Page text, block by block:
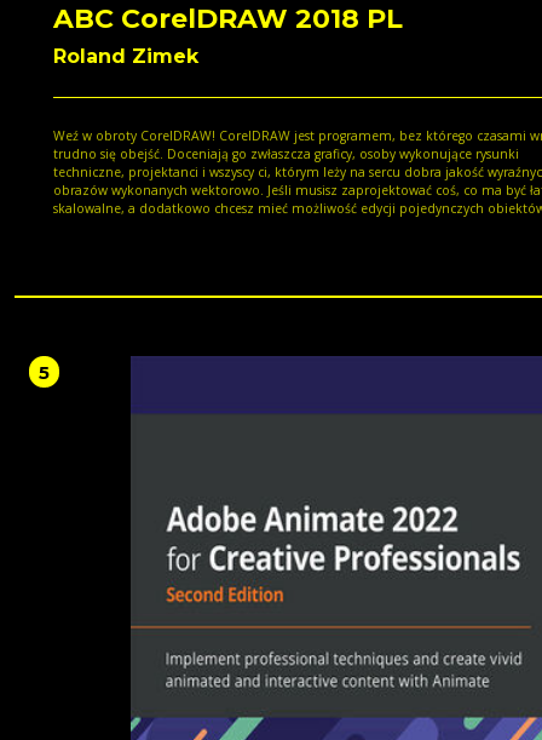
ABC CorelDRAW 2018 PL
Roland Zimek
Weź w obroty CorelDRAW! CorelDRAW jest programem, bez którego czasami wręcz
trudno się obejść. Doceniają go zwłaszcza graficy, osoby wykonujące rysunki
techniczne, projektanci i wszyscy ci, którym leży na sercu dobra jakość
obrazów wykonanych wektorowo. Jeśli musisz zaprojektować coś, co ma być
skalowalne, a dodatkowo chcesz mieć możliwość edycji pojedynczych
czy rysowanie symetryczne. Naucz się wykorzystywać różne możliwości
z bitmapą i do czego mogą posłużyć Ci warstwy. Odkryj nowości, takie jak
czy Cień blokowy, naucz się używać fantastycznego PhotoCoctailu i baw się
niesamowitymi efektami! CorelDRAW - pierwszy do rysowania! Zapisywanie,
5